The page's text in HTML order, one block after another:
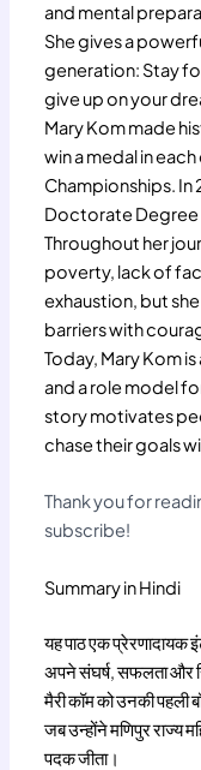
and mental
She gives a
generation: Stay
give up on your
Mary Kom made
win a medal in
Championships. In
Doctorate Degree
Throughout her
poverty, lack of
exhaustion, but
barriers with
Today, Mary Kom
and a role model
story motivates
chase their goals
Thank you for
subscribe!
Summary in Hindi
यह पाठ एक प्रेरणादायक
अपने संघर्ष, सफलता और
मैरी कॉम को उनकी पहली
जब उन्होंने मणिपुर राज्य
पदक जीता।